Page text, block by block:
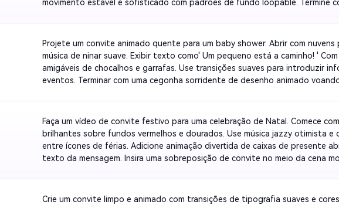
movimento estável e sofisticado com padrões de fundo loopable. Termine
Projete um convite animado quente para um baby shower. Abrir com
música de ninar suave. Exibir texto como' Um pequeno está a caminho! '
amigáveis de chocalhos e garrafas. Use transições suaves para introduzir
eventos. Terminar com uma cegonha sorridente de desenho animado
social.
Faça um vídeo de convite festivo para uma celebração de Natal. Comece
brilhantes sobre fundos vermelhos e dourados. Use música jazzy otimista e
entre ícones de férias. Adicione animação divertida de caixas de presente
texto da mensagem. Insira uma sobreposição de convite no meio da cena
feriados.
Crie um convite limpo e animado com transições de tipografia suaves e cores